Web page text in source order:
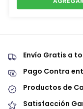
Envío Gratis a
Pago Contra
Productos de
Satisfacción